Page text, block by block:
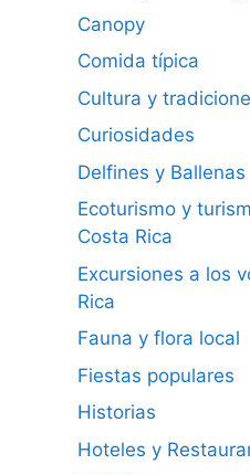
Canopy
Comida típica
Cultura y
Curiosidades
Delfines y Ballenas
Ecoturismo y
Costa Rica
Excursiones a los
Rica
Fauna y flora local
Fiestas populares
Historias
Hoteles y